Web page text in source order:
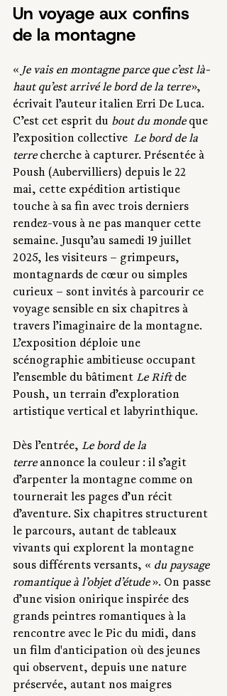
Un voyage aux confins
de la montagne
« Je vais en montagne parce que c’est là-
haut qu’est arrivé le bord de la terre »,
écrivait l’auteur italien Erri De Luca.
C’est cet esprit du bout du monde que
l’exposition collective Le bord de la
terre cherche à capturer. Présentée à
Poush (Aubervilliers) depuis le 22
mai, cette expédition artistique
touche à sa fin avec trois derniers
rendez-vous à ne pas manquer cette
semaine. Jusqu’au samedi 19 juillet
2025, les visiteurs – grimpeurs,
montagnards de cœur ou simples
curieux – sont invités à parcourir ce
voyage sensible en six chapitres à
travers l’imaginaire de la montagne.
L’exposition déploie une
scénographie ambitieuse occupant
l’ensemble du bâtiment Le Rift de
Poush, un terrain d’exploration
artistique vertical et labyrinthique.
Dès l’entrée, Le bord de la
terre annonce la couleur : il s’agit
d’arpenter la montagne comme on
tournerait les pages d’un récit
d’aventure. Six chapitres structurent
le parcours, autant de tableaux
vivants qui explorent la montagne
sous différents versants, « du paysage
romantique à l’objet d’étude ». On passe
d’une vision onirique inspirée des
grands peintres romantiques à la
rencontre avec le Pic du midi, dans
un film d'anticipation où des jeunes
qui observent, depuis une nature
préservée, autant nos maigres